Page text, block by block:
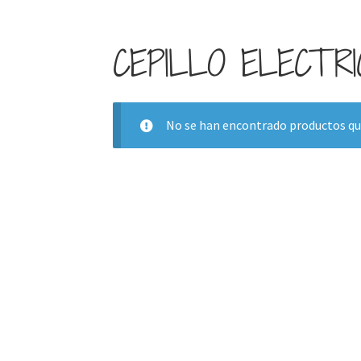
CEPILLO
No se han encontrado productos